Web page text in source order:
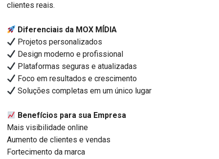
clientes reais.
Diferenciais da MOX MÍDIA
Projetos personalizados
Design moderno e profissional
Plataformas seguras e atualizadas
Foco em resultados e crescimento
Soluções completas em um único lugar
Benefícios para sua Empresa
Mais visibilidade online
Aumento de clientes e vendas
Fortecimento da marca